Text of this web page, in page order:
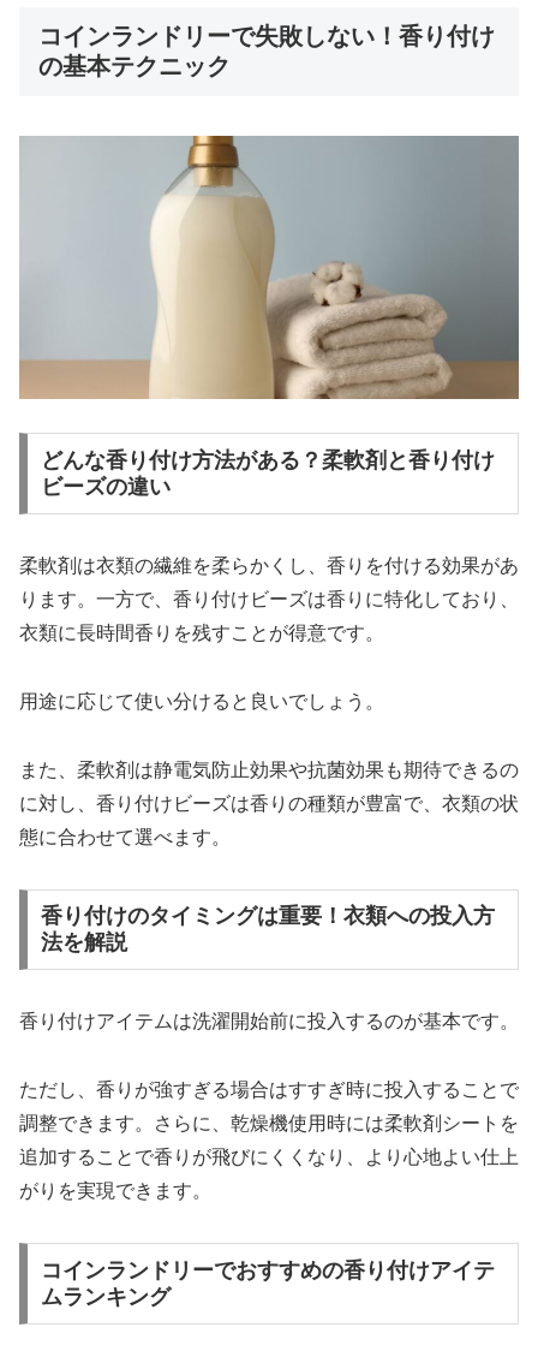
コインランドリーで失敗しない！香り付け
の基本テクニック
どんな香り付け方法がある？柔軟剤と香り付け
ビーズの違い
柔軟剤は衣類の繊維を柔らかくし、香りを付ける効果があ
ります。一方で、香り付けビーズは香りに特化しており、
衣類に長時間香りを残すことが得意です。
用途に応じて使い分けると良いでしょう。
また、柔軟剤は静電気防止効果や抗菌効果も期待できるの
に対し、香り付けビーズは香りの種類が豊富で、衣類の状
態に合わせて選べます。
香り付けのタイミングは重要！衣類への投入方
法を解説
香り付けアイテムは洗濯開始前に投入するのが基本です。
ただし、香りが強すぎる場合はすすぎ時に投入することで
調整できます。さらに、乾燥機使用時には柔軟剤シートを
追加することで香りが飛びにくくなり、より心地よい仕上
がりを実現できます。
コインランドリーでおすすめの香り付けアイテ
ムランキング